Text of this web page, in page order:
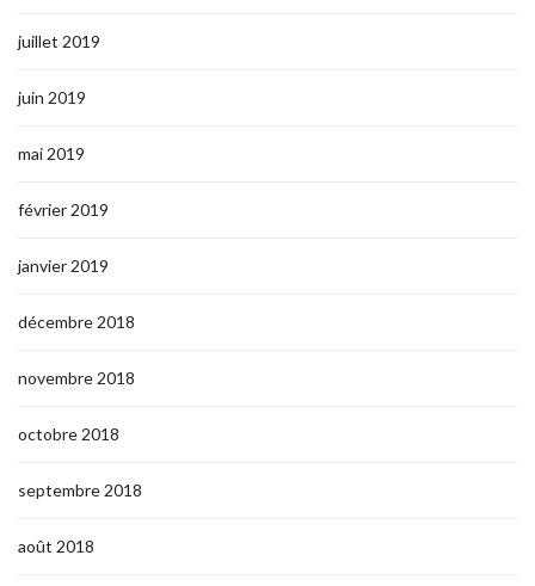
juillet 2019
juin 2019
mai 2019
février 2019
janvier 2019
décembre 2018
novembre 2018
octobre 2018
septembre 2018
août 2018